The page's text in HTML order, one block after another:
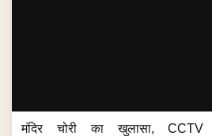
मंदिर चोरी का खुलासा, CCTV